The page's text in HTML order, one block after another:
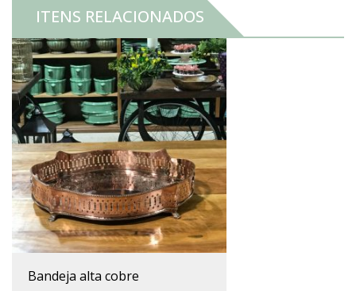
ITENS RELACIONADOS
bandeja alta cobre